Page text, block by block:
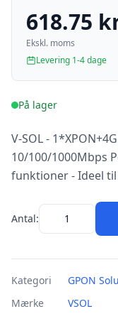
618.75
Ekskl. moms
Levering 1-4 dage
På lager
V-SOL -
10/100/1000Mbps
funktioner - Ideel til
Antal:
Kategori
GPON
Mærke
VSOL